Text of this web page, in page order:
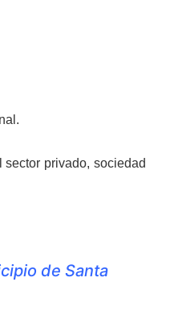
privado, sociedad
de Santa